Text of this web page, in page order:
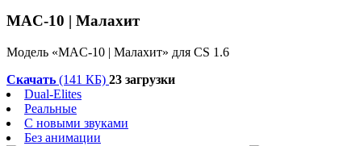
MAC-10 | Малахит
Модель «MAC-10 | Малахит» для CS 1.6
Скачать (141 КБ) 23 загрузки
Dual-Elites
Реальные
С новыми звуками
Без анимации